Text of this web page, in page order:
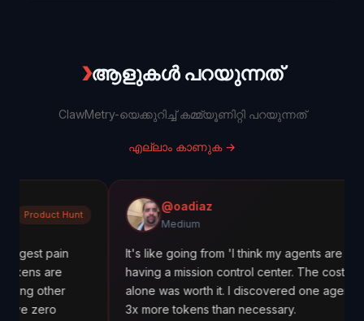
❯ആളുകൾ പറയുന്നത്
ClawMetry-യെക്കുറിച്ച് കമ്മ്യൂണിറ്റി പറയുന്നത്
എല്ലാം കാണുക→
@oadiaz
Medium
It's like going from 'I think my agents are working' to
having a mission control center. The cost tracking
alone was worth it. I discovered one agent was using
3x more tokens than necessary.